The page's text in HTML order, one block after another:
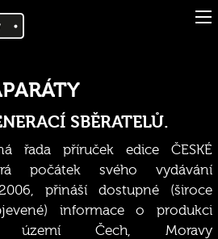
SBĚRATELŮ.
řada příruček edice ČESKÉ
počátek svého vydávání
přináší dostupné (široce
informace o produkci
území Čech, Moravy